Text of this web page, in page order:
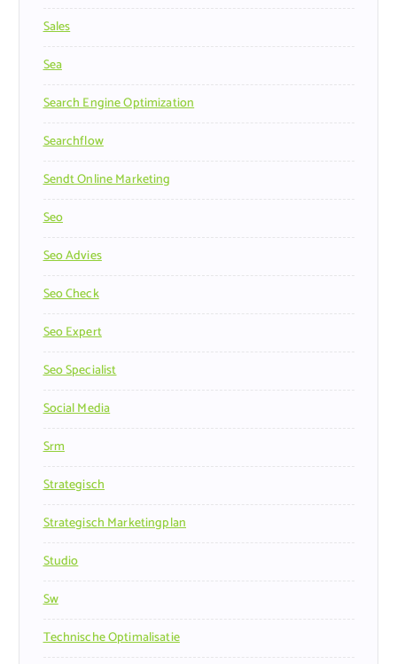
Sales
Sea
Search Engine Optimization
Searchflow
Sendt Online Marketing
Seo
Seo Advies
Seo Check
Seo Expert
Seo Specialist
Social Media
Srm
Strategisch
Strategisch Marketingplan
Studio
Sw
Technische Optimalisatie